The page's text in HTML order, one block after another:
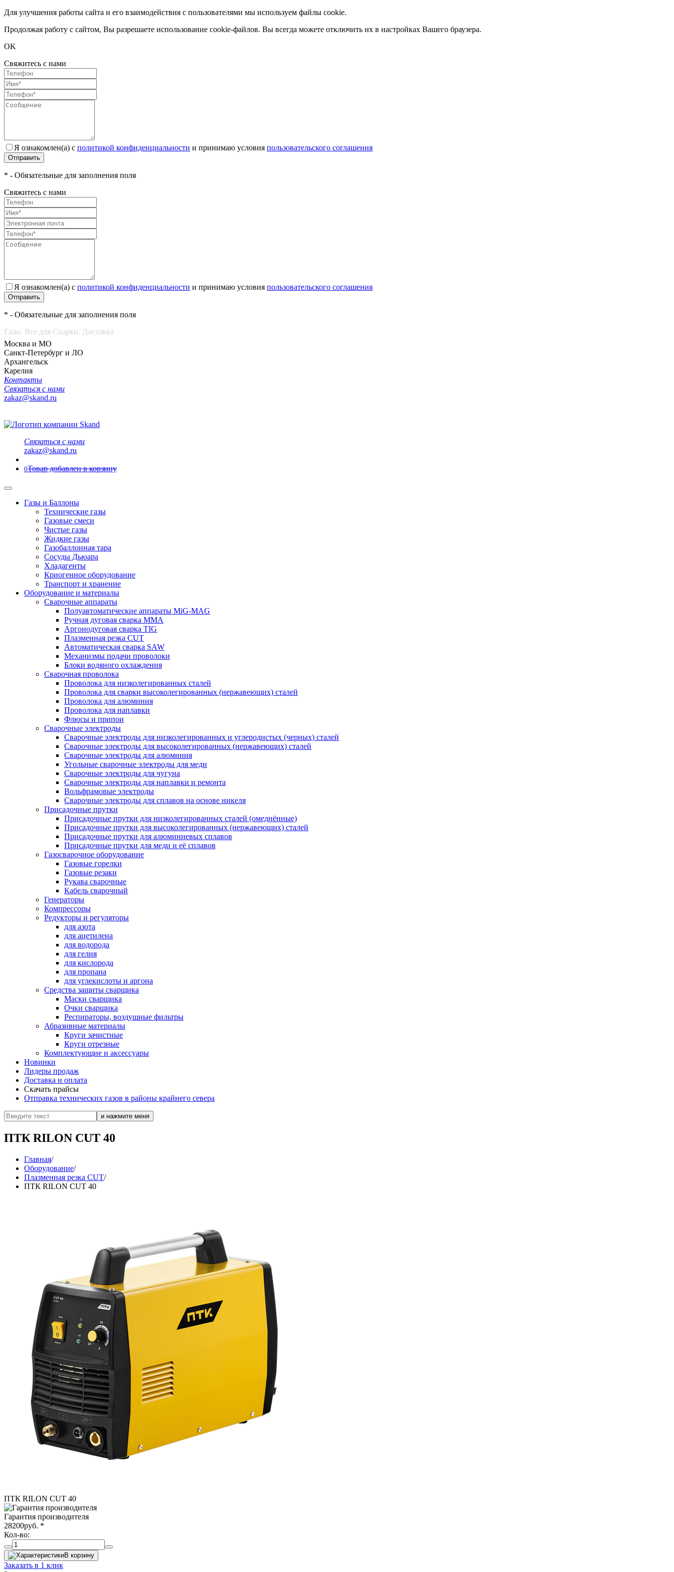
Для улучшения работы сайта и его взаимодействия с пользователями мы используем файлы cookie.
Продолжая работу с сайтом, Вы разрешаете использование cookie-файлов. Вы всегда можете отключить их в настройках Вашего браузера.
OK
Свяжитесь с нами
Я ознакомлен(а) с политикой конфиденциальности и принимаю условия пользовательского соглашения
Отправить
* - Обязательные для заполнения поля
Свяжитесь с нами
Я ознакомлен(а) с политикой конфиденциальности и принимаю условия пользовательского соглашения
Отправить
* - Обязательные для заполнения поля
Газы. Все для Сварки. Доставка
Москва и МО
Санкт-Петербург и ЛО
Архангельск
Карелия
Контакты
Связаться с нами
zakaz@skand.ru
Связаться с нами
zakaz@skand.ru
0Товар добавлен в корзину
Газы и Баллоны
Технические газы
Газовые смеси
Чистые газы
Жидкие газы
Газобаллонная тара
Сосуды Дьюара
Хладагенты
Криогенное оборудование
Транспорт и хранение
Оборудование и материалы
Сварочные аппараты
Полуавтоматические аппараты MiG-MAG
Ручная дуговая сварка MMA
Аргонодуговая сварка TIG
Плазменная резка CUT
Автоматическая сварка SAW
Механизмы подачи проволоки
Блоки водяного охлаждения
Сварочная проволока
Проволока для низколегированных сталей
Проволока для сварки высоколегированных (нержавеющих) сталей
Проволока для алюминия
Проволока для наплавки
Флюсы и припои
Сварочные электроды
Сварочные электроды для низколегированных и углеродистых (черных) сталей
Сварочные электроды для высоколегированных (нержавеющих) сталей
Сварочные электроды для алюминия
Угольные сварочные электроды для меди
Сварочные электроды для чугуна
Сварочные электроды для наплавки и ремонта
Вольфрамовые электроды
Сварочные электроды для сплавов на основе никеля
Присадочные прутки
Присадочные прутки для низколегированных сталей (омеднённые)
Присадочные прутки для высоколегированных (нержавеющих) сталей
Присадочные прутки для алюминиевых сплавов
Присадочные прутки для меди и её сплавов
Газосварочное оборудование
Газовые горелки
Газовые резаки
Рукава сварочные
Кабель сварочный
Генераторы
Компрессоры
Редукторы и регуляторы
для азота
для ацетилена
для водорода
для гелия
для кислорода
для пропана
для углекислоты и аргона
Средства защиты сварщика
Маски сварщика
Очки сварщика
Респираторы, воздушные фильтры
Абразивные материалы
Круги зачистные
Круги отрезные
Комплектующие и аксессуары
Новинки
Лидеры продаж
Доставка и оплата
Скачать прайсы
Отправка технических газов в районы крайнего севера
ПТК RILON CUT 40
Главная/
Оборудование/
Плазменная резка CUT/
ПТК RILON CUT 40
ПТК RILON CUT 40
Гарантия производителя
28200руб. *
Кол-во:
В корзину
Заказать в 1 клик